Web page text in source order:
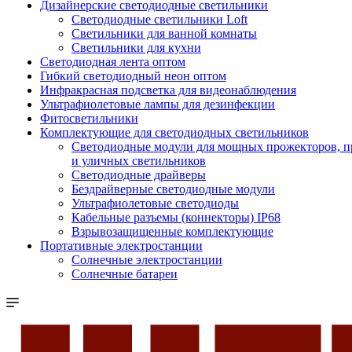
Дизайнерские светодиодные светильники
Светодиодные светильники Loft
Светильники для ванной комнаты
Светильники для кухни
Светодиодная лента оптом
Гибкий светодиодный неон оптом
Инфракрасная подсветка для видеонаблюдения
Ультрафиолетовые лампы для дезинфекции
Фитосветильники
Комплектующие для светодиодных светильников
Светодиодные модули для мощных прожекторов,
и уличных светильников
Светодиодные драйверы
Бездрайверные светодиодные модули
Ультрафиолетовые светодиоды
Кабельные разъемы (коннекторы) IP68
Взрывозащищенные комплектующие
Портативные электростанции
Солнечные электростанции
Солнечные батареи